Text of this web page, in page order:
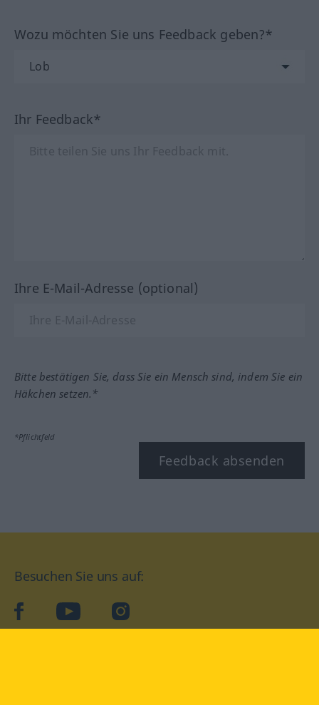
Wozu möchten Sie uns Feedback geben?*
Ihr Feedback*
Ihre E-Mail-Adresse (optional)
Bitte bestätigen Sie, dass Sie ein Mensch sind, indem Sie ein
Häkchen setzen.*
*Pflichtfeld
Feedback absenden
Besuchen Sie uns auf:
facebookYouTube Instagram